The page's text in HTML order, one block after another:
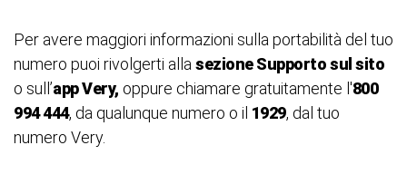
Per avere maggiori informazioni sulla portabilità del tuo
numero puoi rivolgerti alla sezione Supportosul sito
o sull’app Very, oppure chiamare gratuitamente l'800
994 444, da qualunque numero o il 1929, dal tuo
numero Very.